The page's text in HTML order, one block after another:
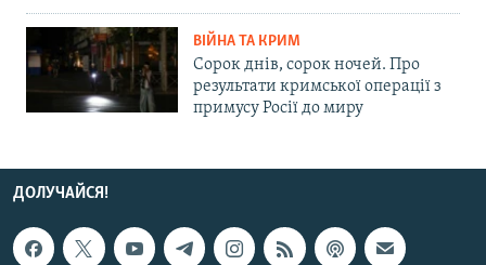
ВІЙНА ТА КРИМ
Сорок днів, сорок ночей. Про
результати кримської операції з
примусу Росії до миру
ДОЛУЧАЙСЯ!